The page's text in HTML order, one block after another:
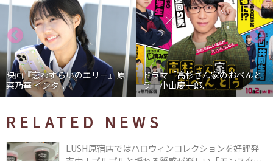
映画『恋わずらいのエリー』原
菜乃華 インタ...
ドラマ「高杉さん家のおべんと
う」小山慶一郎...
RELATED NEWS
LUSH原宿店ではハロウィンコレクションを好評発